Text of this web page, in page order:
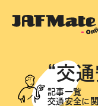
“交
記事一覧
交通安全に